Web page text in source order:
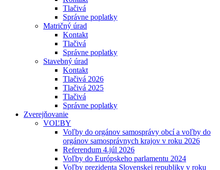
Tlačivá
Správne poplatky
Matričný úrad
Kontakt
Tlačivá
Správne poplatky
Stavebný úrad
Kontakt
Tlačivá 2026
Tlačivá 2025
Tlačivá
Správne poplatky
Zverejňovanie
VOĽBY
Voľby do orgánov samosprávy obcí a voľby do
orgánov samosprávnych krajov v roku 2026
Referendum 4.júl 2026
Voľby do Európskeho parlamentu 2024
Voľby prezidenta Slovenskej republiky v roku